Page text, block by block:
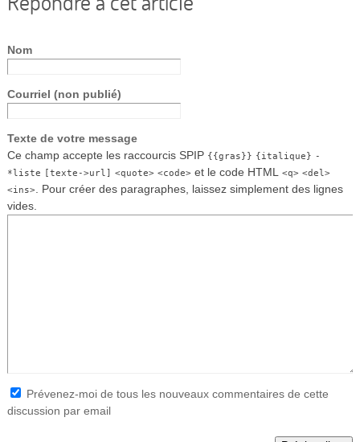
Nom
Courriel (non publié)
Texte de votre message
Ce champ accepte les raccourcis SPIP {{gras}} {italique} -
*liste [texte->url] <quote> <code>et le code HTML <q> <del>
<ins>. Pour créer des paragraphes, laissez simplement des lignes
vides.
Prévenez-moi de tous les nouveaux commentaires de cette
discussion par email